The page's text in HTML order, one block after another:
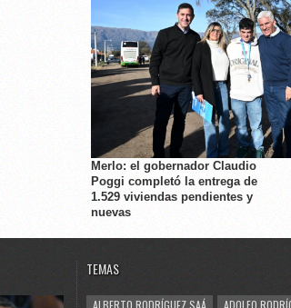
Merlo: el gobernador Claudio
Poggi completó la entrega de
1.529 viviendas pendientes y
nuevas
TEMAS
ALBERTO RODRÍGUEZ SAÁ
ADOLFO